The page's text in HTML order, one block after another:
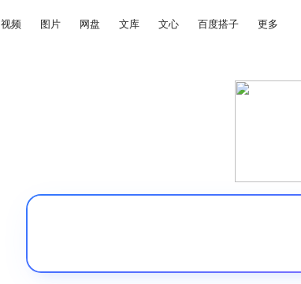
视频 图片 网盘 文库 文心 百度搭子 更多